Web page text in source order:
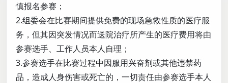
慎报名参赛；
2.组委会在比赛期间提供免费的现场急救性质的医疗服
务，但其因突发情况而送院治疗所产生的医疗费用将由
参赛选手、工作人员本人自理；
3.参赛选手在比赛过程中因服用兴奋剂或其他违禁药
品，造成人身伤害或死亡的，一切责任由参赛选手本人